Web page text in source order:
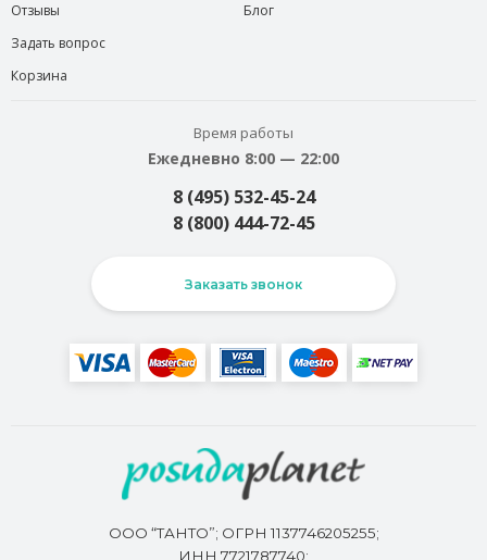
Отзывы
Задать вопрос
Корзина
Блог
Время работы
Ежедневно 8:00 — 22:00
8 (495) 532-45-24
8 (800) 444-72-45
Заказать звонок
ООО “ТАНТО”; ОГРН 1137746205255;
ИНН 7721787740;